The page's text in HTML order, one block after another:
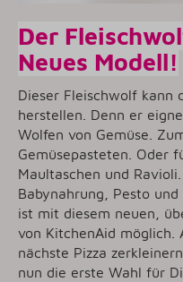
Der
Neues Modell!
Dieser Fleischwolf kann
herstellen. Denn er
Wolfen von Gemüse.
Gemüsepasteten. Oder
Maultaschen und
Babynahrung, Pesto
ist mit diesem neuen,
von KitchenAid möglich.
nächste Pizza
nun die erste Wahl für